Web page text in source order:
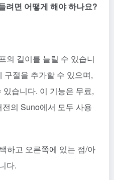
려면 어떻게 해야 하나요?
의 길이를 늘릴 수 있습니
구절을 추가할 수 있으며,
습니다. 이 기능은 무료,
의 Suno에서 모두 사용
하고 오른쪽에 있는 점/아
다.